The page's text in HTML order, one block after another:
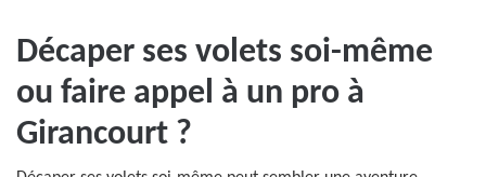
Décaper ses volets soi-même
ou faire appel à un pro à
Girancourt ?